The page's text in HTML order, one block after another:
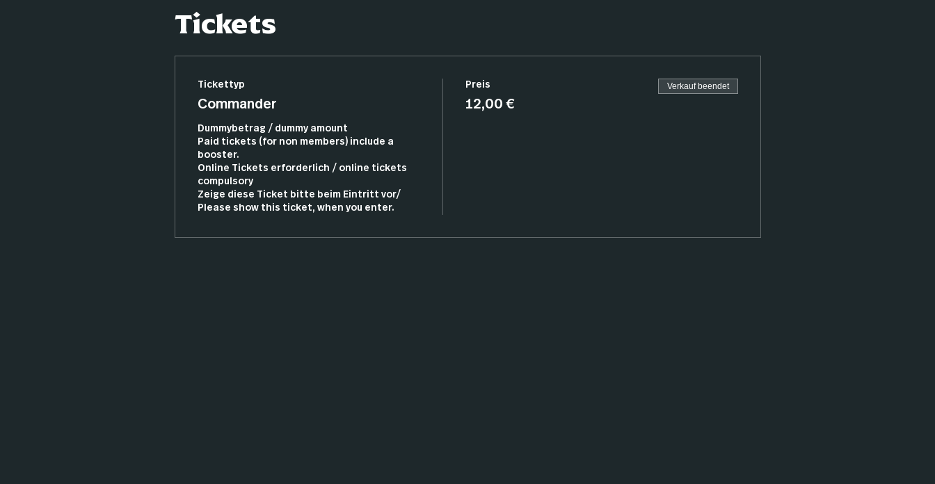
Tickets
Tickettyp
Commander
Dummybetrag / dummy amount
Paid tickets (for non members) include a
booster.
Online Tickets erforderlich / online tickets
compulsory
Zeige diese Ticket bitte beim Eintritt vor/
Please show this ticket, when you enter.
Preis
12,00 €
Verkauf beendet